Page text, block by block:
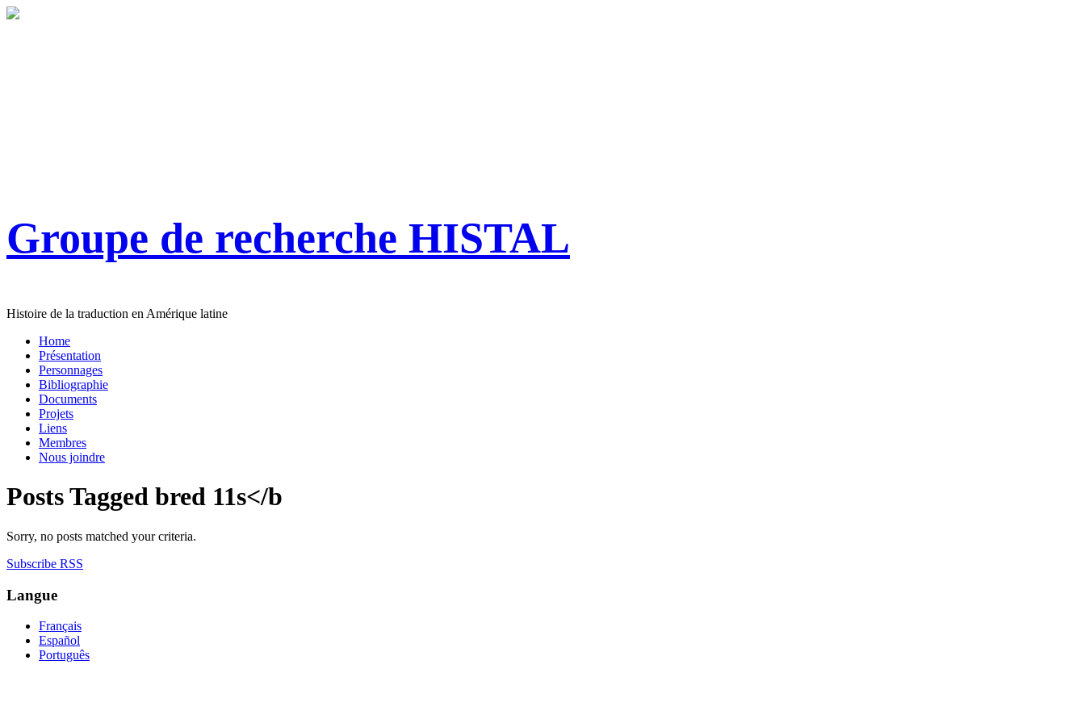
Groupe de recherche HISTAL
Histoire de la traduction en Amérique latine
Home
Présentation
Personnages
Bibliographie
Documents
Projets
Liens
Membres
Nous joindre
Posts Tagged bred 11s</b
Sorry, no posts matched your criteria.
Subscribe RSS
Langue
Français
Español
Português